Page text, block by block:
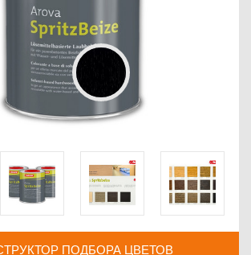
ПОДБОРА ЦВЕТОВ